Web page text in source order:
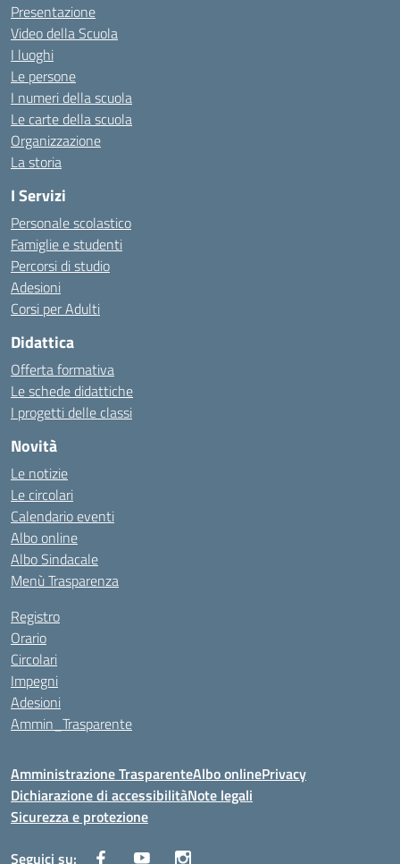
Presentazione
Video della Scuola
I luoghi
Le persone
I numeri della scuola
Le carte della scuola
Organizzazione
La storia
I Servizi
Personale scolastico
Famiglie e studenti
Percorsi di studio
Adesioni
Corsi per Adulti
Didattica
Offerta formativa
Le schede didattiche
I progetti delle classi
Novità
Le notizie
Le circolari
Calendario eventi
Albo online
Albo Sindacale
Menù Trasparenza
Registro
Orario
Circolari
Impegni
Adesioni
Ammin_Trasparente
Amministrazione TrasparenteAlbo onlinePrivacy
Dichiarazione di accessibilitàNote legali
Sicurezza e protezione
Seguici su: